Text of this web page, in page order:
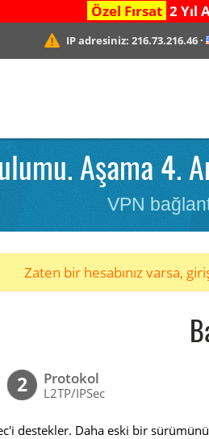
Özel Fırsat 2 Yıl
IP adresiniz: 216.73.216.46·
Aşama 4.
VPN
Zaten bir hesabınız varsa,
2 Protokol
L2TP/IPSec
destekler. Daha eski bir